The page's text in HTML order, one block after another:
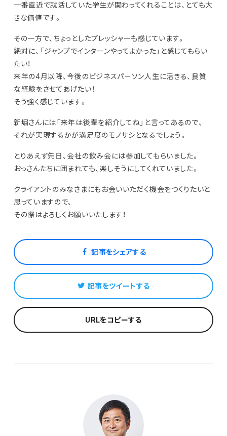
一番直近で就活していた学生が関わってくれることは、とても大
きな価値です。
その一方で、ちょっとしたプレッシャーも感じています。
絶対に、「ジャンプでインターンやってよかった」と感じてもらい
たい！
来年の4月以降、今後のビジネスパーソン人生に活きる、良質
な経験をさせてあげたい！
そう強く感じています。
新堀さんには「来年は後輩を紹介してね」と言ってあるので、
それが実現するかが満足度のモノサシとなるでしょう。
とりあえず先日、会社の飲み会には参加してもらいました。
おっさんたちに囲まれても、楽しそうにしてくれていました。
クライアントのみなさまにもお会いいただく機会をつくりたいと
思っていますので、
その際はよろしくお願いいたします！
記事をシェアする
記事をツイートする
URLをコピーする